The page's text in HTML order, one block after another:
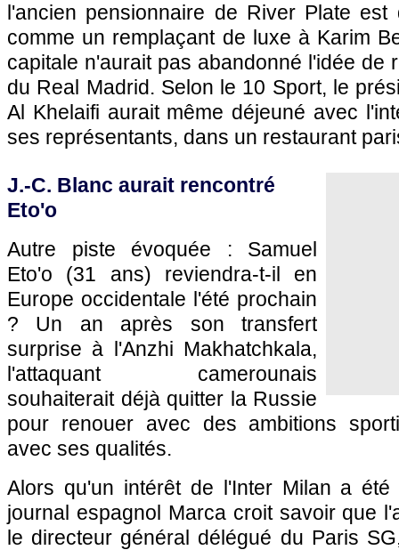
l'ancien pensionnaire de River Plate est
comme un remplaçant de luxe à Karim
capitale n'aurait pas abandonné l'idée de
du Real Madrid. Selon le 10 Sport, le
Al Khelaifi aurait même déjeuné avec
ses représentants, dans un restaurant
J.-C. Blanc aurait rencontré
Eto'o
Autre piste évoquée : Samuel
Eto'o (31 ans) reviendra-t-il en
Europe occidentale l'été prochain
? Un an après son transfert
surprise à l'Anzhi Makhatchkala,
l'attaquant camerounais
souhaiterait déjà quitter la Russie
pour renouer avec des ambitions
avec ses qualités.
Alors qu'un intérêt de l'Inter Milan a
journal espagnol Marca croit savoir que
le directeur général délégué du Paris SG